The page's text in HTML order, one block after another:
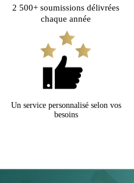
2 500+ soumissions délivrées
chaque année
Un service personnalisé selon vos
besoins